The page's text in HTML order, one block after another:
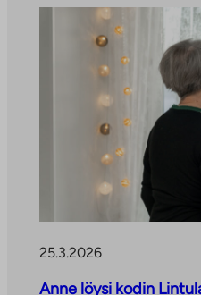
25.3.2026
Anne löysi kodin